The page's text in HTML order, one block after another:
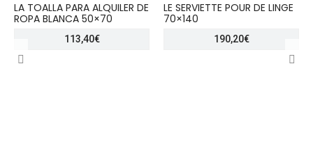
LA TOALLA PARA ALQUILER DE
ROPA BLANCA 50×70
113,40€
LE SERVIETTE POUR DE LINGE
70×140
190,20€